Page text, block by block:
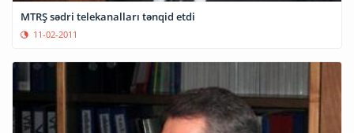
MTRŞ sədri telekanalları tənqid etdi
11-02-2011